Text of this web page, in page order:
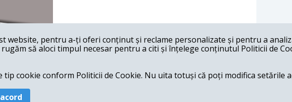
pentru a-ți oferi conținut și reclame personalizate și pentru a
să aloci timpul necesar pentru a citi și înțelege conținutul Politicii de
cookie conform Politicii de Cookie. Nu uita totuși că poți modifica setările